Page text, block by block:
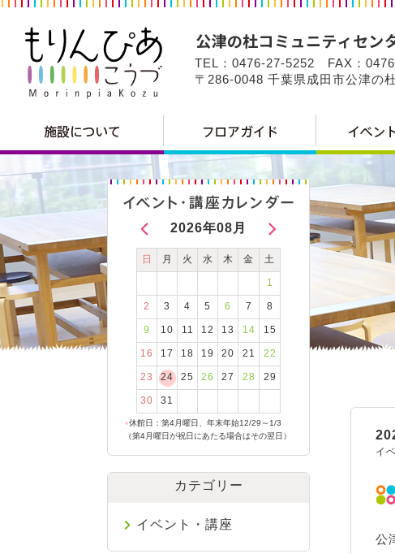
TEL：0476-27-5252 FAX：
〒286-0048 千葉県成田市公津の
イ
公
2026年08月
日 月 火 水 木 金 土
1
2 3 4 5 6 7 8
9 10 11 12 13 14 15
16 17 18 19 20 21 22
23 24 25 26 27 28 29
30 31
●休館日：第4月曜日、年末年始12/29～1/3
（第4月曜日が祝日にあたる場合はその翌日）
カテゴリー
イベント・講座